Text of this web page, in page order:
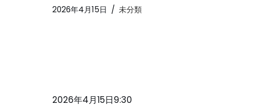
2026年4月15日 未分類
2026年4月15日9:30